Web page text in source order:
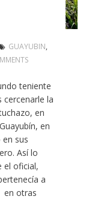
GUAYUBIN,
teniente
cercenarle la
en
en
sus
Así lo
el oficial,
a
en otras